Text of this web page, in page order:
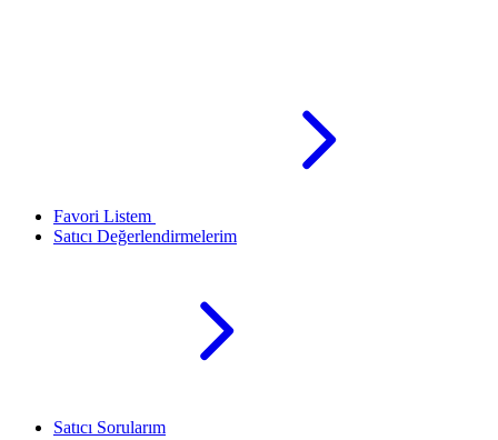
Favori Listem
Satıcı Değerlendirmelerim
Satıcı Sorularım